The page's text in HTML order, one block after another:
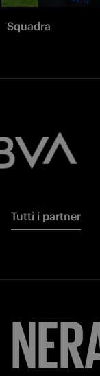
Squadra
Tutti i partner